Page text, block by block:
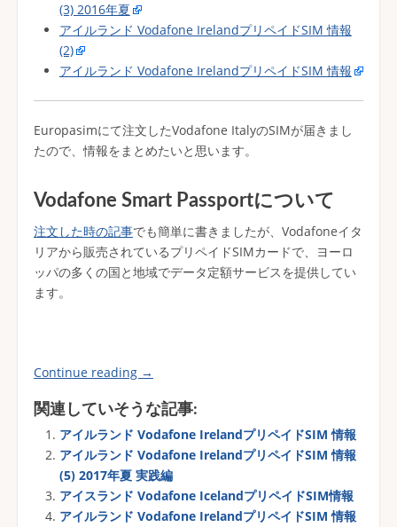
(3) 2016年夏
アイルランド Vodafone IrelandプリペイドSIM 情報
(2)
アイルランド Vodafone IrelandプリペイドSIM 情報
Europasimにて注文したVodafone ItalyのSIMが届きまし
たので、情報をまとめたいと思います。
Vodafone Smart Passportについて
注文した時の記事でも簡単に書きましたが、Vodafoneイタ
リアから販売されているプリペイドSIMカードで、ヨーロ
ッパの多くの国と地域でデータ定額サービスを提供してい
ます。
Continue reading →
関連していそうな記事:
アイルランド Vodafone IrelandプリペイドSIM 情報
アイルランド Vodafone IrelandプリペイドSIM 情報
(5) 2017年夏 実践編
アイスランド Vodafone IcelandプリペイドSIM情報
アイルランド Vodafone IrelandプリペイドSIM 情報